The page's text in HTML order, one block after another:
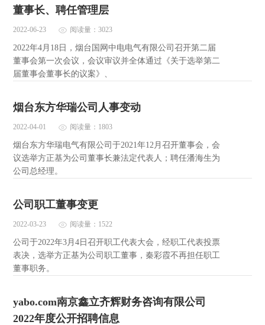
董事长、聘任管理层
2022-06-23 阅读量：3023
2022年4月18日，烟台国网中电电气有限公司召开第二届
董事会第一次会议，会议审议并全体通过《关于选举第二
届董事会董事长的议案》、
烟台东方华瑞公司人事变动
2022-04-01 阅读量：1803
烟台东方华瑞电气有限公司于2021年12月召开董事会，会
议选举方正基为公司董事长兼法定代表人；聘任潘海生为
公司总经理。
公司职工董事变更
2022-03-23 阅读量：1522
公司于2022年3月4日召开职工代表大会，经职工代表投票
表决，选举方正基为公司职工董事，秦彩霞不再担任职工
董事职务。
yabo.com南京鑫立齐辉财务咨询有限公司
2022年度公开招聘信息